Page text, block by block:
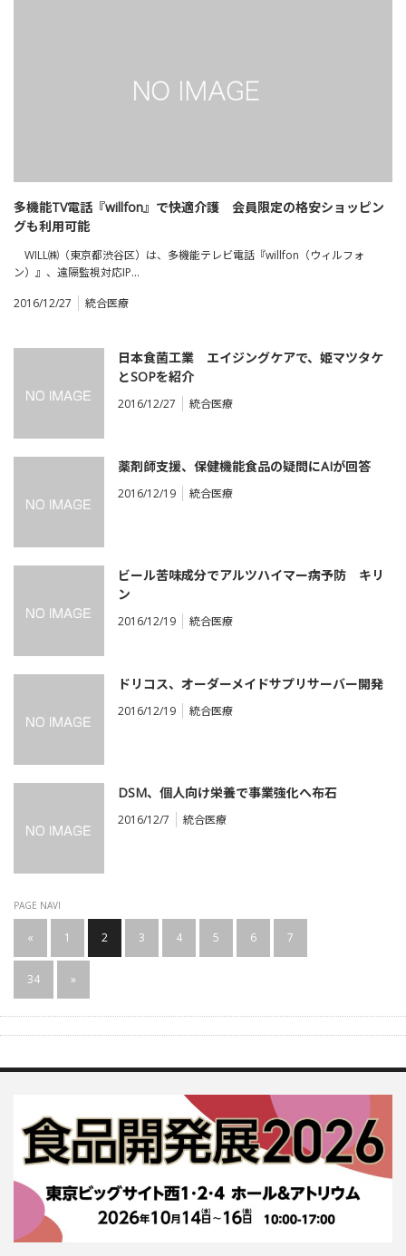
多機能TV電話『willfon』で快適介護 会員限定の格安ショッピン
グも利用可能
WILL㈱（東京都渋谷区）は、多機能テレビ電話『willfon（ウィルフォ
ン）』、遠隔監視対応IP…
2016/12/27
統合医療
日本食菌工業 エイジングケアで、姫マツタケ
とSOPを紹介
2016/12/27 統合医療
薬剤師支援、保健機能食品の疑問にAIが回答
2016/12/19 統合医療
ビール苦味成分でアルツハイマー病予防 キリ
ン
2016/12/19 統合医療
ドリコス、オーダーメイドサプリサーバー開発
2016/12/19 統合医療
DSM、個人向け栄養で事業強化へ布石
2016/12/7 統合医療
PAGE NAVI
« 1 2 3 4 5 6 7
34 »